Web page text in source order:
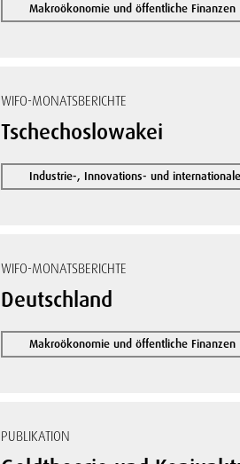
Makroökonomie und öffentliche Finanzen
WIFO-MONATSBERICHTE
Tschechoslowakei
Industrie-, Innovations- und
WIFO-MONATSBERICHTE
Deutschland
Makroökonomie und öffentliche Finanzen
PUBLIKATION